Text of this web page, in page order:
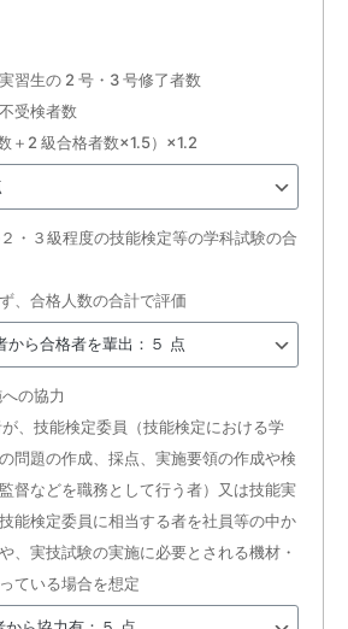
習生の 2 号・3 号修了者数
受検者数
＋2 級合格者数×1.5）×1.2
・３級程度の技能検定等の学科試験の合
、合格人数の合計で評価
の協力
、技能検定委員（技能検定における学
問題の作成、採点、実施要領の作成や検
督などを職務として行う者）又は技能実
能検定委員に相当する者を社員等の中か
、実技試験の実施に必要とされる機材・
ている場合を想定